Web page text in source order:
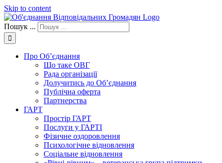
Skip to content
Пошук ...
Про Об’єднання
Що таке ОВГ
Рада організації
Долучитись до Об’єднання
Публічна оферта
Партнерства
ГАРТ
Простір ГАРТ
Послуги у ГАРТІ
Фізичне оздоровлення
Психологічне відновлення
Соціальне відновлення